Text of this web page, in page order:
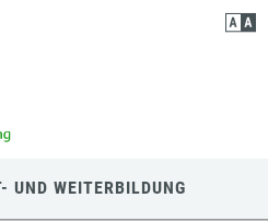
UND WEITERBILDUNG